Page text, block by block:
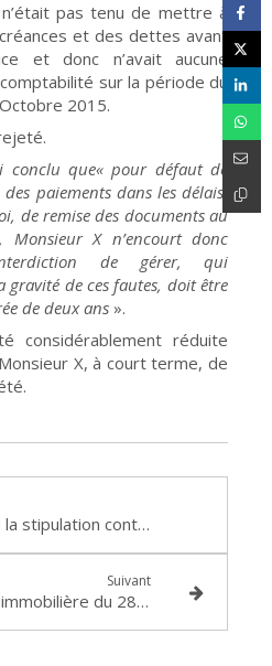
pas tenu de mettre à
et des dettes avant
et donc n’avait aucune
sur la période du
2015.
conclu que« pour défaut de
paiements dans les délais,
de remise des documents au
Monsieur X n’encourt donc
de gérer, qui
de ces fautes, doit être
de deux ans ».
considérablement réduite
X, à court terme, de
Annulation de la stipulation contractuelle dans un contrat de prêt LCL : TI LYON, 20 juillet 2017, RG n°11-16-000861
Suivant
Vente aux enchères immobilière du 28 Septembre 2017 devant le Tribunal de Grande Instance de LYON